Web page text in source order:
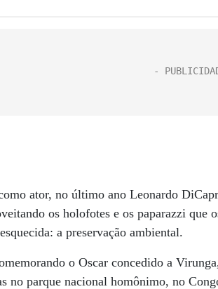
ator, no último ano Leonardo
os holofotes e os paparazzi que
a preservação ambiental.
o Oscar concedido a
no parque nacional homônimo, no